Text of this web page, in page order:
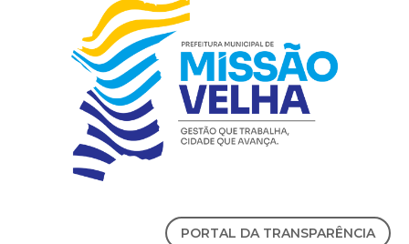
PORTAL DA TRANSPARÊNCIA